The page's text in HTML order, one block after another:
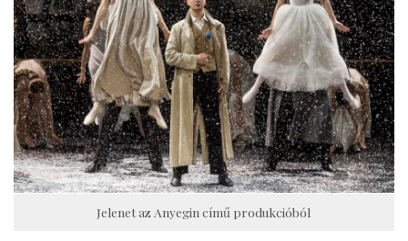
Jelenet az Anyegin című produkcióból